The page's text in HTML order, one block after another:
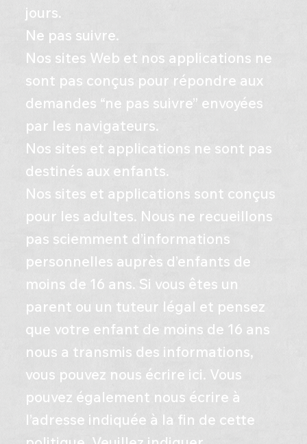
jours.
Ne pas suivre.
Nos sites Web et nos applications ne
sont pas conçus pour répondre aux
demandes “ne pas suivre” envoyées
par les navigateurs.
Nos sites et applications ne sont pas
destinés aux enfants.
Nos sites et applications sont conçus
pour les adultes. Nous ne recueillons
pas sciemment d’informations
personnelles auprès d’enfants de
moins de 16 ans. Si vous êtes un
parent ou un tuteur légal et pensez
que votre enfant de moins de 16 ans
nous a transmis des informations,
vous pouvez nous écrire ici. Vous
pouvez également nous écrire à
l’adresse indiquée à la fin de cette